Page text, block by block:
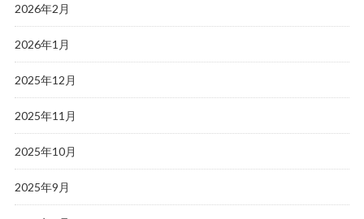
2026年2月
2026年1月
2025年12月
2025年11月
2025年10月
2025年9月